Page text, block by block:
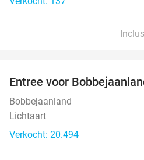
Entree voor
Bobbejaanland
Lichtaart
Verkocht: 20.494